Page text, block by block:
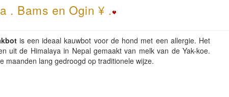
. Bams en Ogin ¥ .
is een ideaal kauwbot voor de hond met een allergie. Het
uit de Himalaya in Nepal gemaakt van melk van de Yak-koe.
maanden lang gedroogd op traditionele wijze.